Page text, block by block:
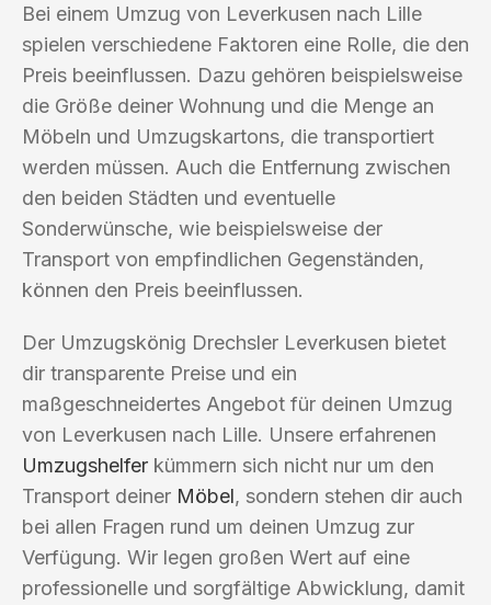
Bei einem Umzug von Leverkusen nach Lille
spielen verschiedene Faktoren eine Rolle, die den
Preis beeinflussen. Dazu gehören beispielsweise
die Größe deiner Wohnung und die Menge an
Möbeln und Umzugskartons, die transportiert
werden müssen. Auch die Entfernung zwischen
den beiden Städten und eventuelle
Sonderwünsche, wie beispielsweise der
Transport von empfindlichen Gegenständen,
können den Preis beeinflussen.
Der Umzugskönig Drechsler Leverkusen bietet
dir transparente Preise und ein
maßgeschneidertes Angebot für deinen Umzug
von Leverkusen nach Lille. Unsere erfahrenen
Umzugshelfer kümmern sich nicht nur um den
Transport deiner Möbel, sondern stehen dir auch
bei allen Fragen rund um deinen Umzug zur
Verfügung. Wir legen großen Wert auf eine
professionelle und sorgfältige Abwicklung, damit